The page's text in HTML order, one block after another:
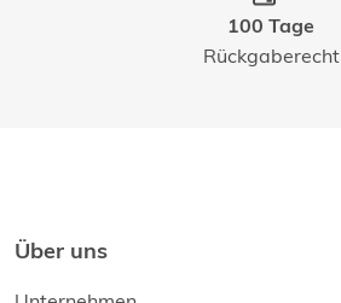
100 Tage
Rückgaberecht
Über uns